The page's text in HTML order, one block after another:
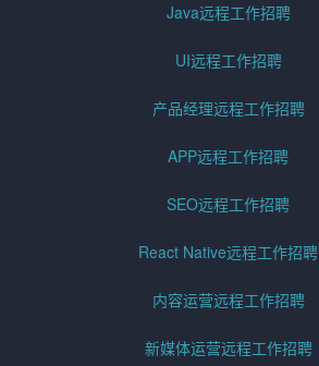
Java远程工作招聘
UI远程工作招聘
产品经理远程工作招聘
APP远程工作招聘
SEO远程工作招聘
React Native远程工作招聘
内容运营远程工作招聘
新媒体运营远程工作招聘